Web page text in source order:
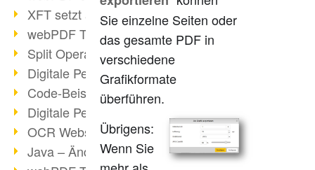
XFT setzt auf webPDF
webPDF Toolbox Webservice Image
Split Operation: Dokumente teilen
Digitale Personalakte mit webPDF
Code-Beispiel Attachment Operation
Digitale Personalakte bei REMONDIS
OCR Webservice
Java – Änderungen der Bedingungen
Sie einzelne Seiten oder
das gesamte PDF in
verschiedene
Grafikformate
überführen.
Übrigens:
Wenn Sie